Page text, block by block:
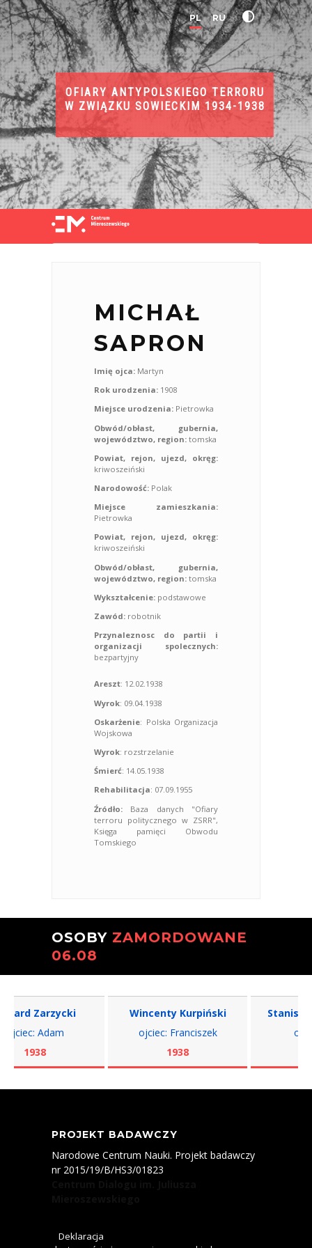
PL RU
OFIARY ANTYPOLSKIEGO TERRORU
W ZWIĄZKU SOWIECKIM 1934-1938
MICHAŁ
SAPRON
Imię ojca: Martyn
Rok urodzenia: 1908
Miejsce urodzenia: Pietrowka
Obwód/obłast, gubernia,
województwo, region: tomska
Powiat, rejon, ujezd, okręg:
kriwoszeiński
Narodowość: Polak
Miejsce zamieszkania:
Pietrowka
Powiat, rejon, ujezd, okręg:
kriwoszeiński
Obwód/obłast, gubernia,
województwo, region: tomska
Wykształcenie: podstawowe
Zawód: robotnik
Przynaleznosc do partii i
organizacji spolecznych:
bezpartyjny
Areszt: 12.02.1938
Wyrok: 09.04.1938
Oskarżenie: Polska Organizacja
Wojskowa
Wyrok: rozstrzelanie
Śmierć: 14.05.1938
Rehabilitacja: 07.09.1955
Źródło: Baza danych "Ofiary
terroru politycznego w ZSRR",
Księga pamięci Obwodu
Tomskiego
OSOBY ZAMORDOWANE
06.08
Zarzycki
Adam
1938
Wincenty Kurpiński
ojciec: Franciszek
1938
Stanisław
PROJEKT BADAWCZY
Narodowe Centrum Nauki. Projekt badawczy
nr 2015/19/B/HS3/01823
Deklaracja